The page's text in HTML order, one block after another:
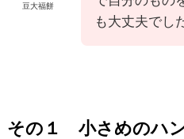
豆大福餅
も大丈夫でし
その１ 小さめのハ